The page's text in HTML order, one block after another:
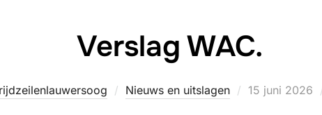
Verslag WAC.
Nieuws en uitslagen
Geplaatst
15 juni 2026